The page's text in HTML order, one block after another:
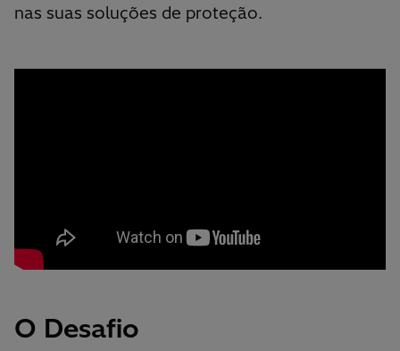
nas suas soluções de proteção.
O Desafio